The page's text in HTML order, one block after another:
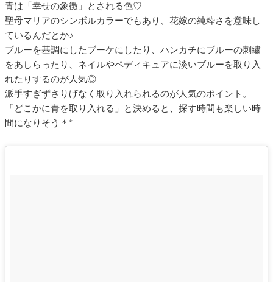
青は「幸せの象徴」とされる色♡
聖母マリアのシンボルカラーでもあり、花嫁の純粋さを意味し
ているんだとか♪
ブルーを基調にしたブーケにしたり、ハンカチにブルーの刺繍
をあしらったり、ネイルやペディキュアに淡いブルーを取り入
れたりするのが人気◎
派手すぎずさりげなく取り入れられるのが人気のポイント。
「どこかに青を取り入れる」と決めると、探す時間も楽しい時
間になりそう＊*